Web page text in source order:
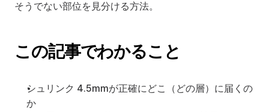
そうでない部位を見分ける方法。
この記事でわかること
シュリンク 4.5mmが正確にどこ（どの層）に届くの
か